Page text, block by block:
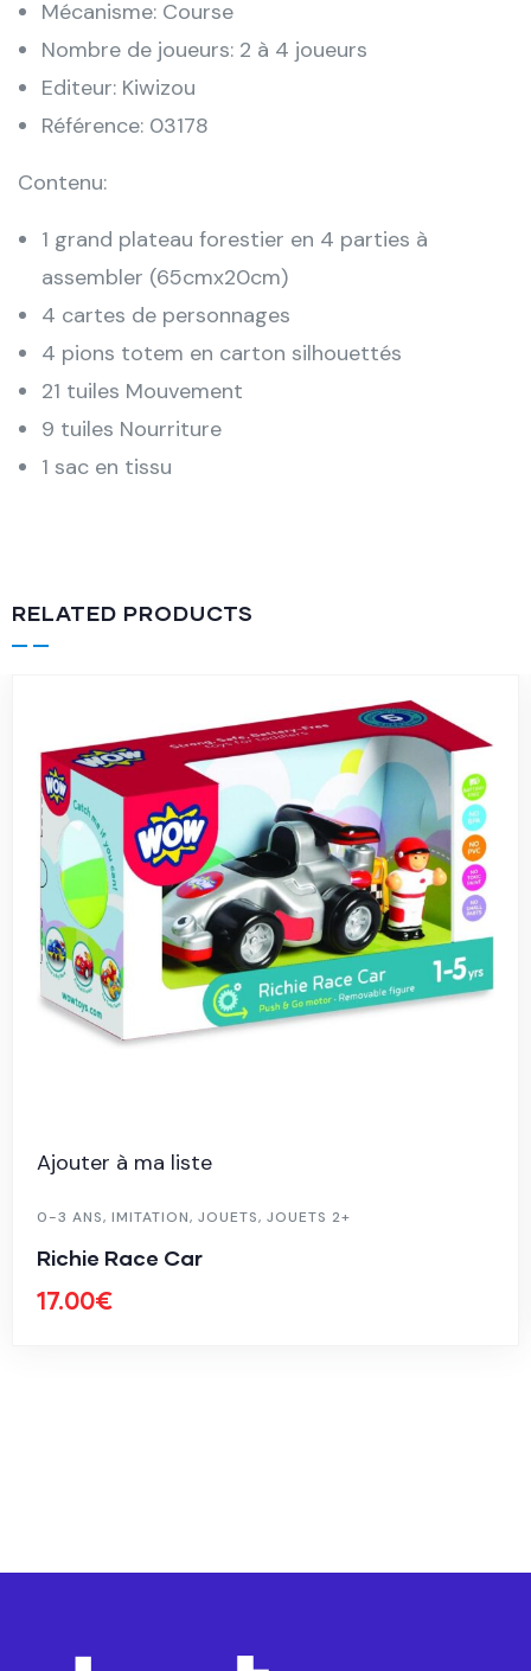
Mécanisme: Course
Nombre de joueurs: 2 à 4 joueurs
Editeur: Kiwizou
Référence: 03178
Contenu:
1 grand plateau forestier en 4 parties à
assembler (65cmx20cm)
4 cartes de personnages
4 pions totem en carton silhouettés
21 tuiles Mouvement
9 tuiles Nourriture
1 sac en tissu
RELATED PRODUCTS
Ajouter à ma liste
0-3 ANS, IMITATION, JOUETS, JOUETS 2+
Richie Race Car
17.00€